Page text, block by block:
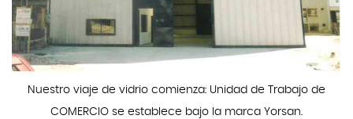
Nuestro viaje de vidrio comienza: Unidad de Trabajo de
COMERCIO se establece bajo la marca Yorsan.